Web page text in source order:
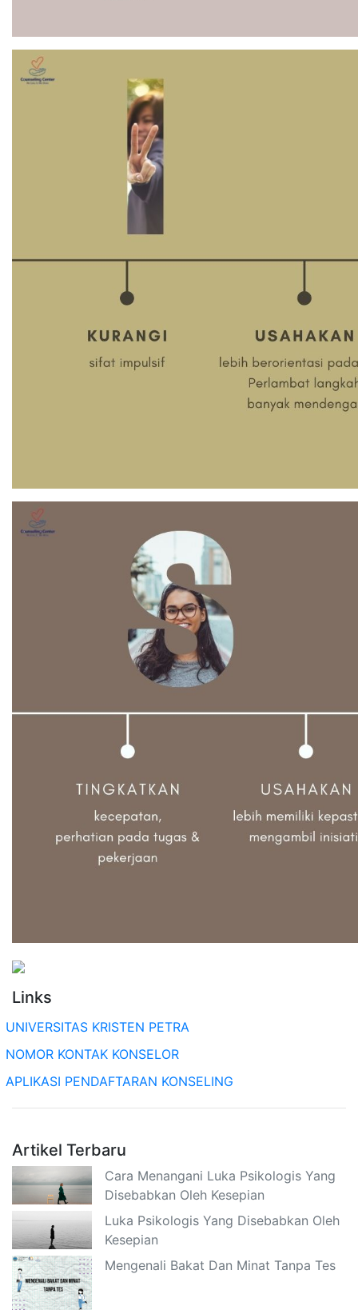
Links
UNIVERSITAS KRISTEN PETRA
NOMOR KONTAK KONSELOR
APLIKASI PENDAFTARAN KONSELING
Artikel Terbaru
Cara Menangani Luka Psikologis Yang
Disebabkan Oleh Kesepian
Luka Psikologis Yang Disebabkan Oleh
Kesepian
Mengenali Bakat Dan Minat Tanpa Tes